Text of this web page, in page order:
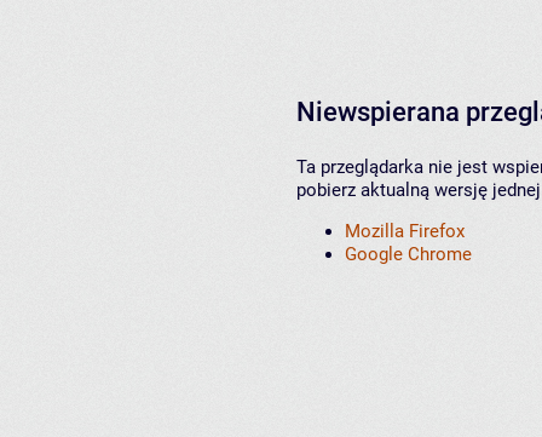
Niewspierana
Ta przeglądarka nie jest
pobierz aktualną wersję
Mozilla Firefox
Google Chrome